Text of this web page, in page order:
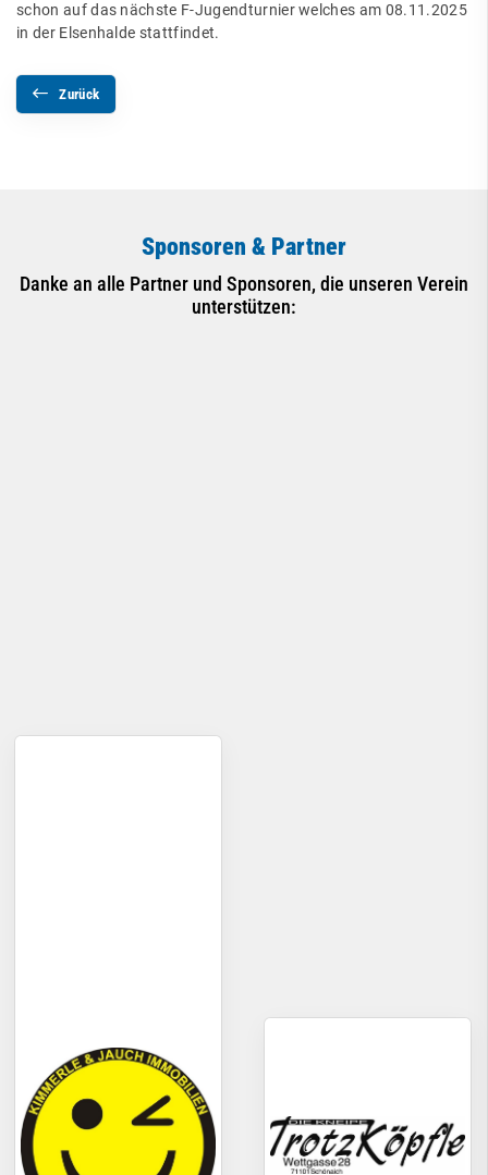
schon auf das nächste F-Jugendturnier welches am 08.11.2025
in der Elsenhalde stattfindet.
Zurück
Sponsoren & Partner
Danke an alle Partner und Sponsoren, die unseren Verein
unterstützen: